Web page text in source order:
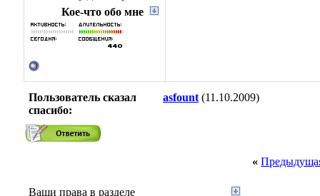
Кое-что обо мне
Пользователь сказал
cпасибо:
asfount (11.10.2009)
«
Ваши права в разделе